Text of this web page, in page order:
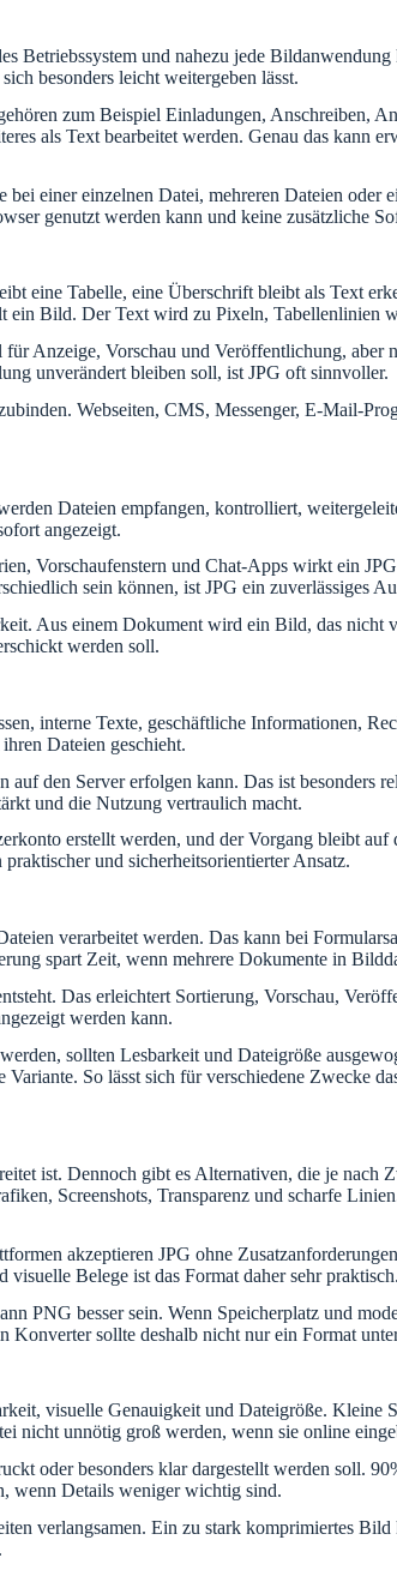
Betriebssystem und nahezu jede
besonders leicht weitergeben lässt.
zum Beispiel Einladungen, Anschreiben,
als Text bearbeitet werden. Genau das kann
einer einzelnen Datei, mehreren Dateien
genutzt werden kann und keine zusätzliche
eine Tabelle, eine Überschrift bleibt als Text
Bild. Der Text wird zu Pixeln, Tabellenlinien
Anzeige, Vorschau und Veröffentlichung,
unverändert bleiben soll, ist JPG oft sinnvoller.
Webseiten, CMS, Messenger, E-Mail-
Dateien empfangen, kontrolliert,
angezeigt.
Vorschaufenstern und Chat-Apps wirkt ein
sein können, ist JPG ein zuverlässiges
Aus einem Dokument wird ein Bild, das
werden soll.
interne Texte, geschäftliche Informationen,
Dateien geschieht.
den Server erfolgen kann. Das ist besonders
und die Nutzung vertraulich macht.
erstellt werden, und der Vorgang bleibt
und sicherheitsorientierter Ansatz.
verarbeitet werden. Das kann bei
spart Zeit, wenn mehrere Dokumente in
Das erleichtert Sortierung, Vorschau,
werden kann.
sollten Lesbarkeit und Dateigröße
So lässt sich für verschiedene Zwecke
ist. Dennoch gibt es Alternativen, die je nach
Screenshots, Transparenz und scharfe
akzeptieren JPG ohne
Belege ist das Format daher sehr praktisch.
PNG besser sein. Wenn Speicherplatz und
sollte deshalb nicht nur ein Format
visuelle Genauigkeit und Dateigröße.
nicht unnötig groß werden, wenn sie online
oder besonders klar dargestellt werden soll.
wenn Details weniger wichtig sind.
verlangsamen. Ein zu stark komprimiertes